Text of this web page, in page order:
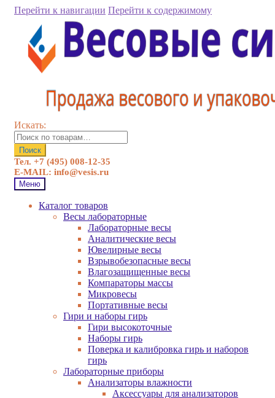
Перейти к навигации Перейти к содержимому
Искать:
Поиск
Тел. +7 (495) 008-12-35
E-MAIL: info@vesis.ru
Меню
Каталог товаров
Весы лабораторные
Лабораторные весы
Аналитические весы
Ювелирные весы
Взрывобезопасные весы
Влагозащищенные весы
Компараторы массы
Микровесы
Портативные весы
Гири и наборы гирь
Гири высокоточные
Наборы гирь
Поверка и калибровка гирь и наборов
гирь
Лабораторные приборы
Анализаторы влажности
Аксессуары для анализаторов